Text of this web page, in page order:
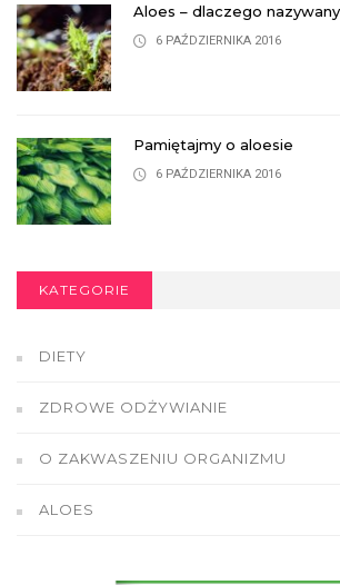
Aloes – dlaczego
6 PAŹDZIERNIKA 2016
Pamiętajmy o aloesie
6 PAŹDZIERNIKA 2016
KATEGORIE
DIETY
ZDROWE ODŻYWIANIE
O ZAKWASZENIU ORGANIZMU
ALOES